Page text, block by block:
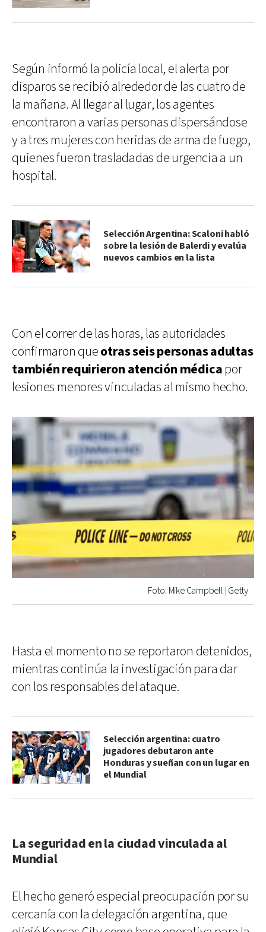
Según informó la policía local, el alerta por
disparos se recibió alrededor de las cuatro de
la mañana. Al llegar al lugar, los agentes
encontraron a varias personas dispersándose
y a tres mujeres con heridas de arma de fuego,
quienes fueron trasladadas de urgencia a un
hospital.
Selección Argentina: Scaloni habló
sobre la lesión de Balerdi y evalúa
nuevos cambios en la lista
Con el correr de las horas, las autoridades
confirmaron queotras seis personas adultas
también requirieron atención médicapor
lesiones menores vinculadas al mismo hecho.
Foto: Mike Campbell | Getty
Hasta el momento no se reportaron detenidos,
mientras continúa la investigación para dar
con los responsables del ataque.
Selección argentina: cuatro
jugadores debutaron ante
Honduras y sueñan con un lugar en
el Mundial
La seguridad en la ciudad vinculada al
Mundial
El hecho generó especial preocupación por su
cercanía con la delegación argentina, que